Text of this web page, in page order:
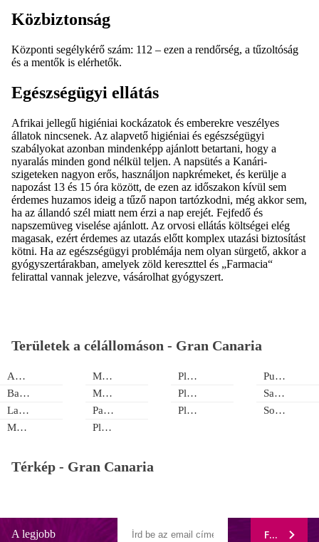
Közbiztonság
Központi segélykérő szám: 112 – ezen a rendőrség, a tűzoltóság
és a mentők is elérhetők.
Egészségügyi ellátás
Afrikai jellegű higiéniai kockázatok és emberekre veszélyes
állatok nincsenek. Az alapvető higiéniai és egészségügyi
szabályokat azonban mindenképp ajánlott betartani, hogy a
nyaralás minden gond nélkül teljen. A napsütés a Kanári-
szigeteken nagyon erős, használjon napkrémeket, és kerülje a
napozást 13 és 15 óra között, de ezen az időszakon kívül sem
érdemes huzamos ideig a tűző napon tartózkodni, még akkor sem,
ha az állandó szél miatt nem érzi a nap erejét. Fejfedő és
napszemüveg viselése ajánlott. Az orvosi ellátás költségei elég
magasak, ezért érdemes az utazás előtt komplex utazási biztosítást
kötni. Ha az egészségügyi problémája nem olyan sürgető, akkor a
gyógyszertárakban, amelyek zöld kereszttel és „Farmacia“
felirattal vannak jelezve, vásárolhat gyógyszert.
Területek a célállomáson - Gran Canaria
Agaete
Bahía Feliz
Las Palmas
Maspalomas
Meloneras
Mogán
Patalavaca
Playa Amadores
Playa del Cura
Playa del Inglés
Playa Taurito
Puerto Rico
San Agustin
Sonnenland
Térkép - Gran Canaria
A legjobb